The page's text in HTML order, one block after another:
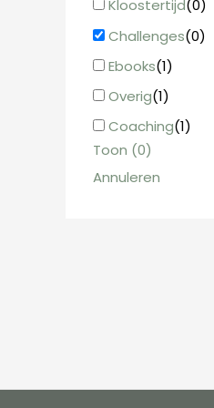
Kloostertijd(0)
Challenges(0)
Ebooks(1)
Overig(1)
Coaching(1)
Toon (0)
Annuleren